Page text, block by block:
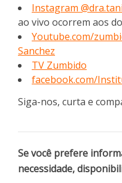
Instagram
ao vivo ocorrem aos
Youtube.com/
Sanchez
TV Zumbido
facebook.com/
Siga-nos, curta e
Se você prefere
necessidade,